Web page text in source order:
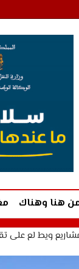
هنا وهناك
ويط لع على